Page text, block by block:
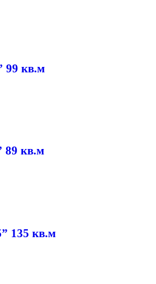
99 кв.м
89 кв.м
135 кв.м